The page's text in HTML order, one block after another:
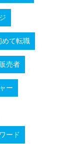
めて転職
売者
ー
ード